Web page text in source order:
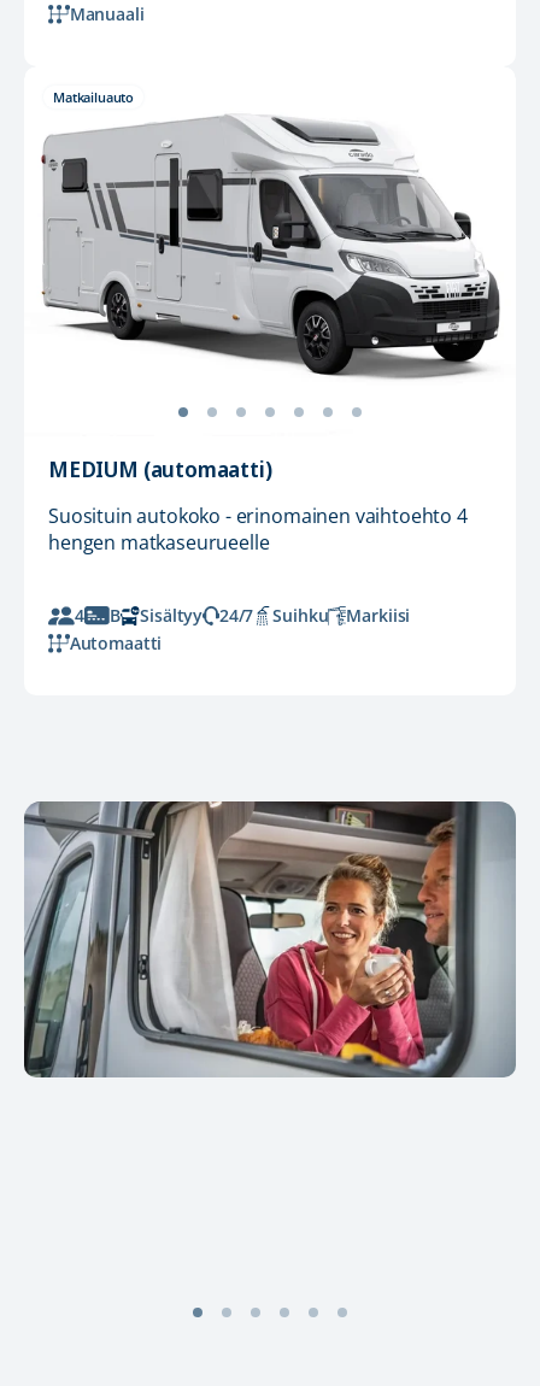
Manuaali
Matkailuauto
MEDIUM (automaatti)
Suosituin autokoko - erinomainen vaihtoehto 4
hengen matkaseurueelle
4 B Sisältyy 24/7 Suihku
Markiisi
Automaatti